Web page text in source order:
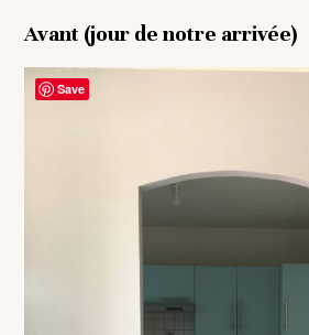
Avant (jour de notre arrivée)
Save